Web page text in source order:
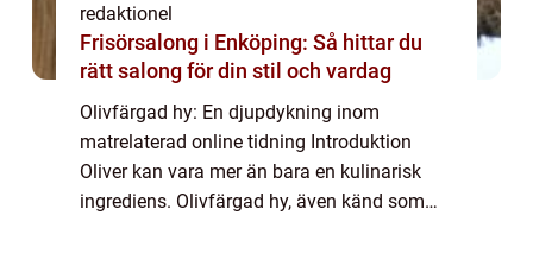
redaktionel
Frisörsalong i Enköping: Så hittar du
rätt salong för din stil och vardag
Olivfärgad hy: En djupdykning inom
matrelaterad online tidning Introduktion
Oliver kan vara mer än bara en kulinarisk
ingrediens. Olivfärgad hy, även känd som